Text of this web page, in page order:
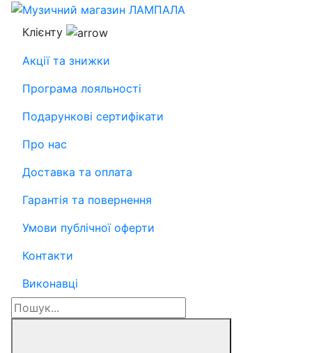
Клієнту
Акції та знижки
Програма лояльності
Подарункові сертифікати
Про нас
Доставка та оплата
Гарантія та повернення
Умови публічної оферти
Контакти
Виконавці